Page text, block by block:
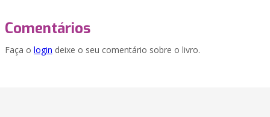
Comentários
Faça o login deixe o seu comentário sobre o livro.